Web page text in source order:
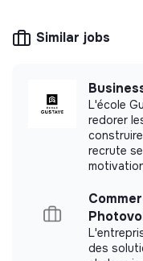
More
Website
< 15 persons
Impact study
Similar jobs
L'école
redorer
recrute
des